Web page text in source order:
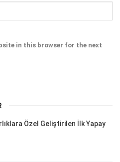
in this browser for the next
Özel Geliştirilen İlk Yapay